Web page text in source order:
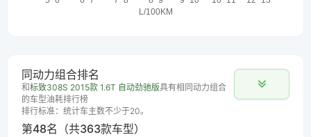
同动力组合排名
和标致308S 2015款 1.6T 自动劲驰版具有相同动力组合
的车型油耗排行榜
排行标准：统计车主数不少于20。
第48名（共363款车型）